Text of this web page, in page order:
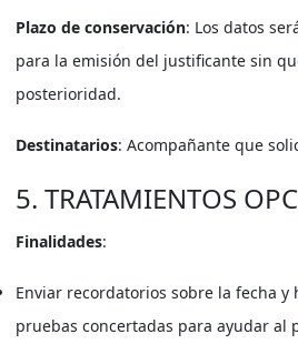
Plazo de conservación: Los datos
para la emisión del justificante sin
posterioridad.
Destinatarios: Acompañante que
5. TRATAMIENTOS
Finalidades:
Enviar recordatorios sobre la fecha y
pruebas concertadas para ayudar al